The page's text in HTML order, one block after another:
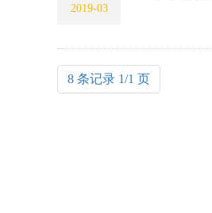
2019-03
8 条记录 1/1 页